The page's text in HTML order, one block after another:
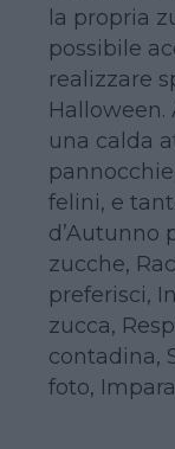
la propria
possibile
realizzare
Halloween.
una calda
felini, e
d’Autunno
zucche,
preferisci,
zucca,
contadina,
foto,